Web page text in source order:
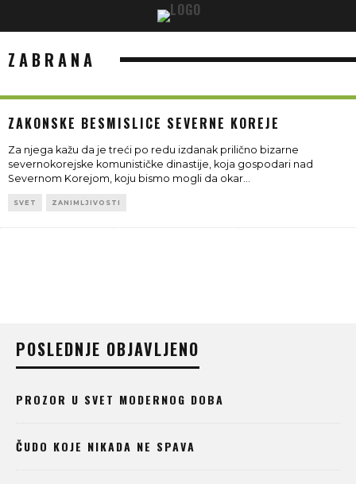
ZABRANA
ZAKONSKE BESMISLICE SEVERNE KOREJE
Za njega kažu da je treći po redu izdanak prilično bizarne
severnokorejske komunističke dinastije, koja gospodari nad
Severnom Korejom, koju bismo mogli da okar...
SVET ZANIMLJIVOSTI
POSLEDNJE OBJAVLJENO
PROZOR U SVET MODERNOG DOBA
ČUDO KOJE NIKADA NE SPAVA